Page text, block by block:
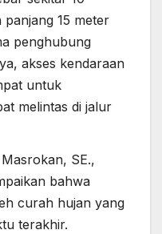
panjang 15 meter
penghubung
akses kendaraan
untuk
melintas di jalur
SE.,
bahwa
curah hujan yang
terakhir.